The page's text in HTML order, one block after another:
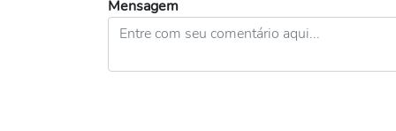
Mensagem